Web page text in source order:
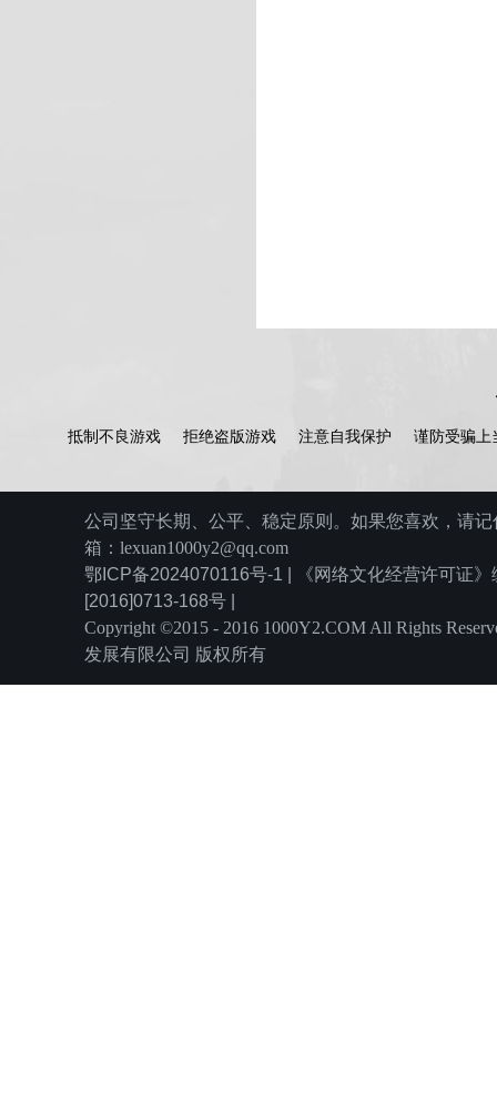
抵制不良游戏 拒绝盗版游戏 注意自我保护 谨防受骗上
公司坚守长期、公平、稳定原则。如果您喜欢，请
箱：lexuan1000y2@qq.com
鄂ICP备2024070116号-1 | 《网络文化经营许可证》
[2016]0713-168号 |
Copyright ©2015 - 2016 1000Y2.COM All Rights
发展有限公司 版权所有